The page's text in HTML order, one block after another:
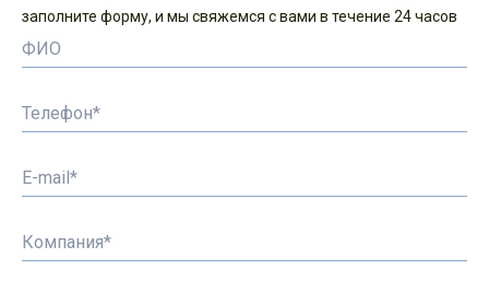
заполните форму, и мы свяжемся с вами в течение 24 часов